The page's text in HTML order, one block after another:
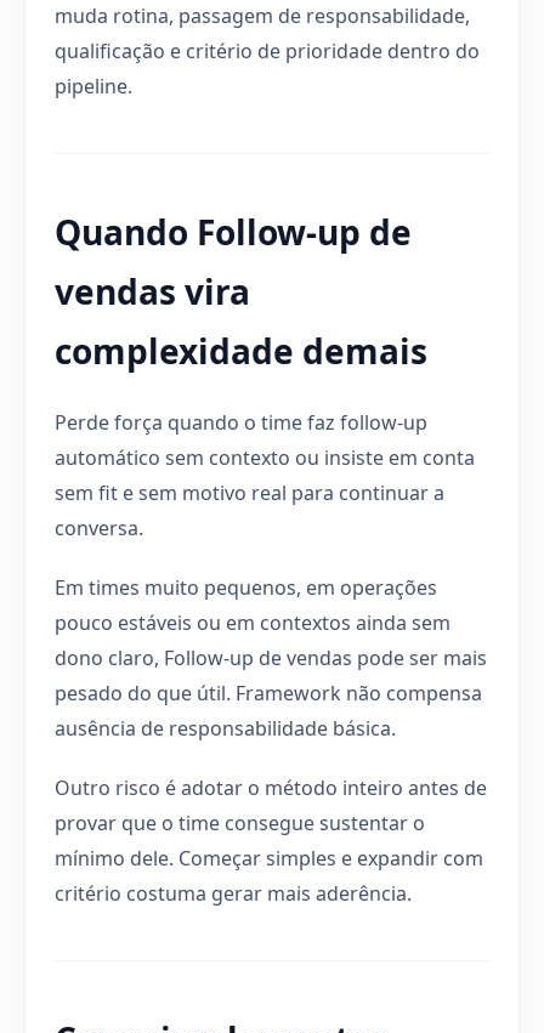
muda rotina, passagem de responsabilidade,
qualificação e critério de prioridade dentro do
pipeline.
Quando Follow-up de
vendas vira
complexidade demais
Perde força quando o time faz follow-up
automático sem contexto ou insiste em conta
sem fit e sem motivo real para continuar a
conversa.
Em times muito pequenos, em operações
pouco estáveis ou em contextos ainda sem
dono claro, Follow-up de vendas pode ser mais
pesado do que útil. Framework não compensa
ausência de responsabilidade básica.
Outro risco é adotar o método inteiro antes de
provar que o time consegue sustentar o
mínimo dele. Começar simples e expandir com
critério costuma gerar mais aderência.